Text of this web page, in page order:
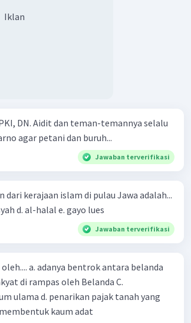
Iklan
DN. Aidit dan teman-temannya selalu
agar petani dan buruh...
Jawaban terverifikasi
kerajaan islam di pulau Jawa adalah...
a. tua palopo b. mantingan c. suriansyah d. al-halal e. gayo lues
Jawaban terverifikasi
a. adanya bentrok antara belanda
di rampas oleh Belanda C.
ulama d. penarikan pajak tanah yang
kaum adat